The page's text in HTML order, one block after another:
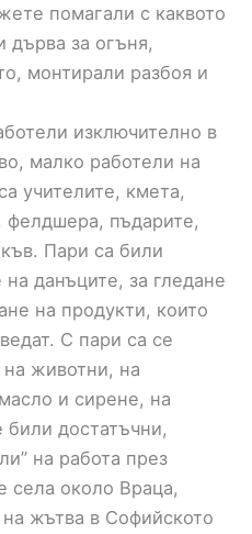
помагали с каквото
дърва за огъня,
монтирали разбоя и
изключително в
малко работели на
учителите, кмета,
пъдарите,
Пари са били
данъците, за гледане
на продукти, които
С пари са се
животни, на
и сирене, на
достатъчни,
на работа през
села около Враца,
жътва в Софийското